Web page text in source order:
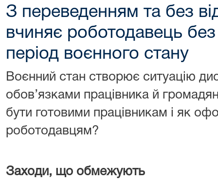
З переведенням та без
вчиняє роботодавець
період воєнного стану
Воєнний стан створює ситуацію
обов’язками працівника й
бути готовими працівникам і як
роботодавцям?
Заходи, що обмежують